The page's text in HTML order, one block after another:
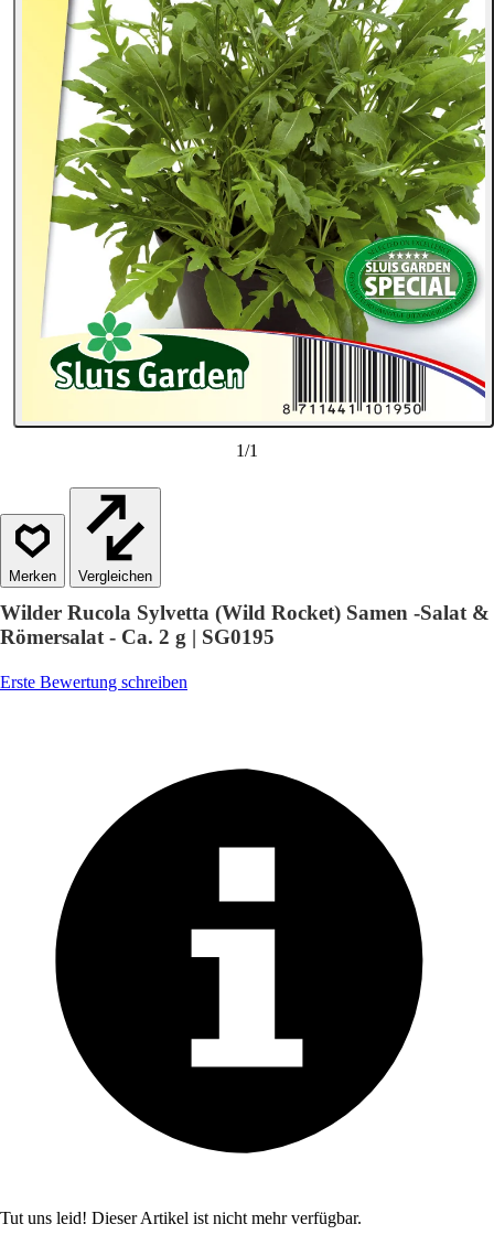
1/1
Vergleichen
Wilder Rucola Sylvetta (Wild Rocket) Samen -Salat &
Römersalat - Ca. 2 g | SG0195
Erste Bewertung schreiben
Tut uns leid! Dieser Artikel ist nicht mehr verfügbar.